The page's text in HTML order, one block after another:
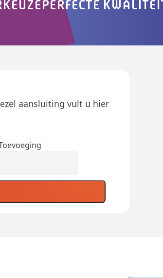
PERFECTE
aansluiting vult u hier